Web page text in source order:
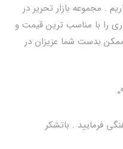
. مجموعه بازار تحریر در
را با مناسب ترین قیمت و
بدست شما عزیزان در
فرمایید . باتشکر